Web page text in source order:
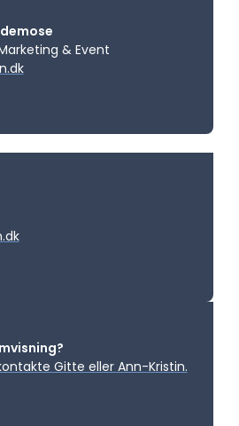
& Event
Gitte eller Ann-Kristin.